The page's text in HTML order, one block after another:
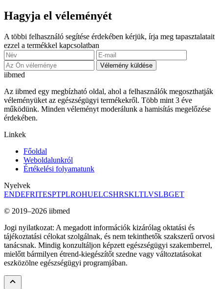
Hagyja el véleményét
A többi felhasználó segítése érdekében kérjük, írja meg tapasztalatait
ezzel a termékkel kapcsolatban
Vélemény küldése
iibmed
Az iibmed egy megbízható oldal, ahol a felhasználók megoszthatják
véleményüket az egészségügyi termékekről. Több mint 3 éve
működünk. Minden véleményt moderálunk a hamisítás megelőzése
érdekében.
Linkek
Főoldal
Weboldalunkról
Értékelési folyamatunk
Nyelvek
ENDEFRITESPTPLROHUELCSHRSKLTLVSLBGET
© 2019–2026 iibmed
Jogi nyilatkozat: A megadott információk kizárólag oktatási és
tájékoztatási célokat szolgálnak, és nem tekinthetők szakszerű orvosi
tanácsnak. Mindig konzultáljon képzett egészségügyi szakemberrel,
mielőtt bármilyen étrend-kiegészítőt szedne vagy változtatásokat
eszközölne egészségügyi programjában.